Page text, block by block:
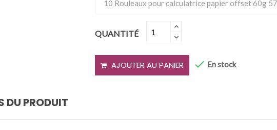
QUANTITÉ
AJOUTER AU PANIER  En stock
DU PRODUIT